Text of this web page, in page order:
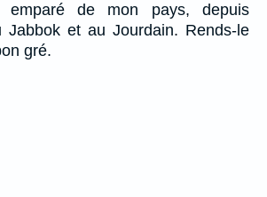
emparé de mon pays, depuis
Jabbok et au Jourdain. Rends-le
gré.